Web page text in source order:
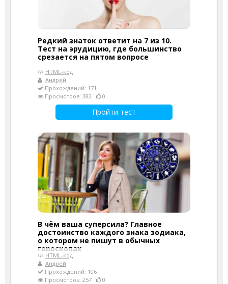
Редкий знаток ответит на 7 из 10.
Тест на эрудицию, где большинство
срезается на пятом вопросе
HTML-код
Андрей
Прохождений: 171
Просмотров: 382
0
Пройти тест
В чём ваша суперсила? Главное
достоинство каждого знака зодиака,
о котором не пишут в обычных
гороскопах
HTML-код
Андрей
Прохождений: 106
Просмотров: 257
0